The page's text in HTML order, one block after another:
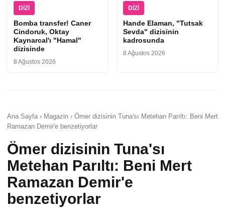
DIZI
Bomba transfer! Caner
Cindoruk, Oktay
Kaynarcal'ı "Hamal"
dizisinde
8 Ağustos 2026
DIZI
Hande Elaman, "Tutsak
Sevda" dizisinin
kadrosunda
8 Ağustos 2026
Ana Sayfa › Magazin › Ömer dizisinin Tuna'sı Metehan Parıltı: Beni Mert
Ramazan Demir'e benzetiyorlar
Ömer dizisinin Tuna'sı
Metehan Parıltı: Beni Mert
Ramazan Demir'e
benzetiyorlar